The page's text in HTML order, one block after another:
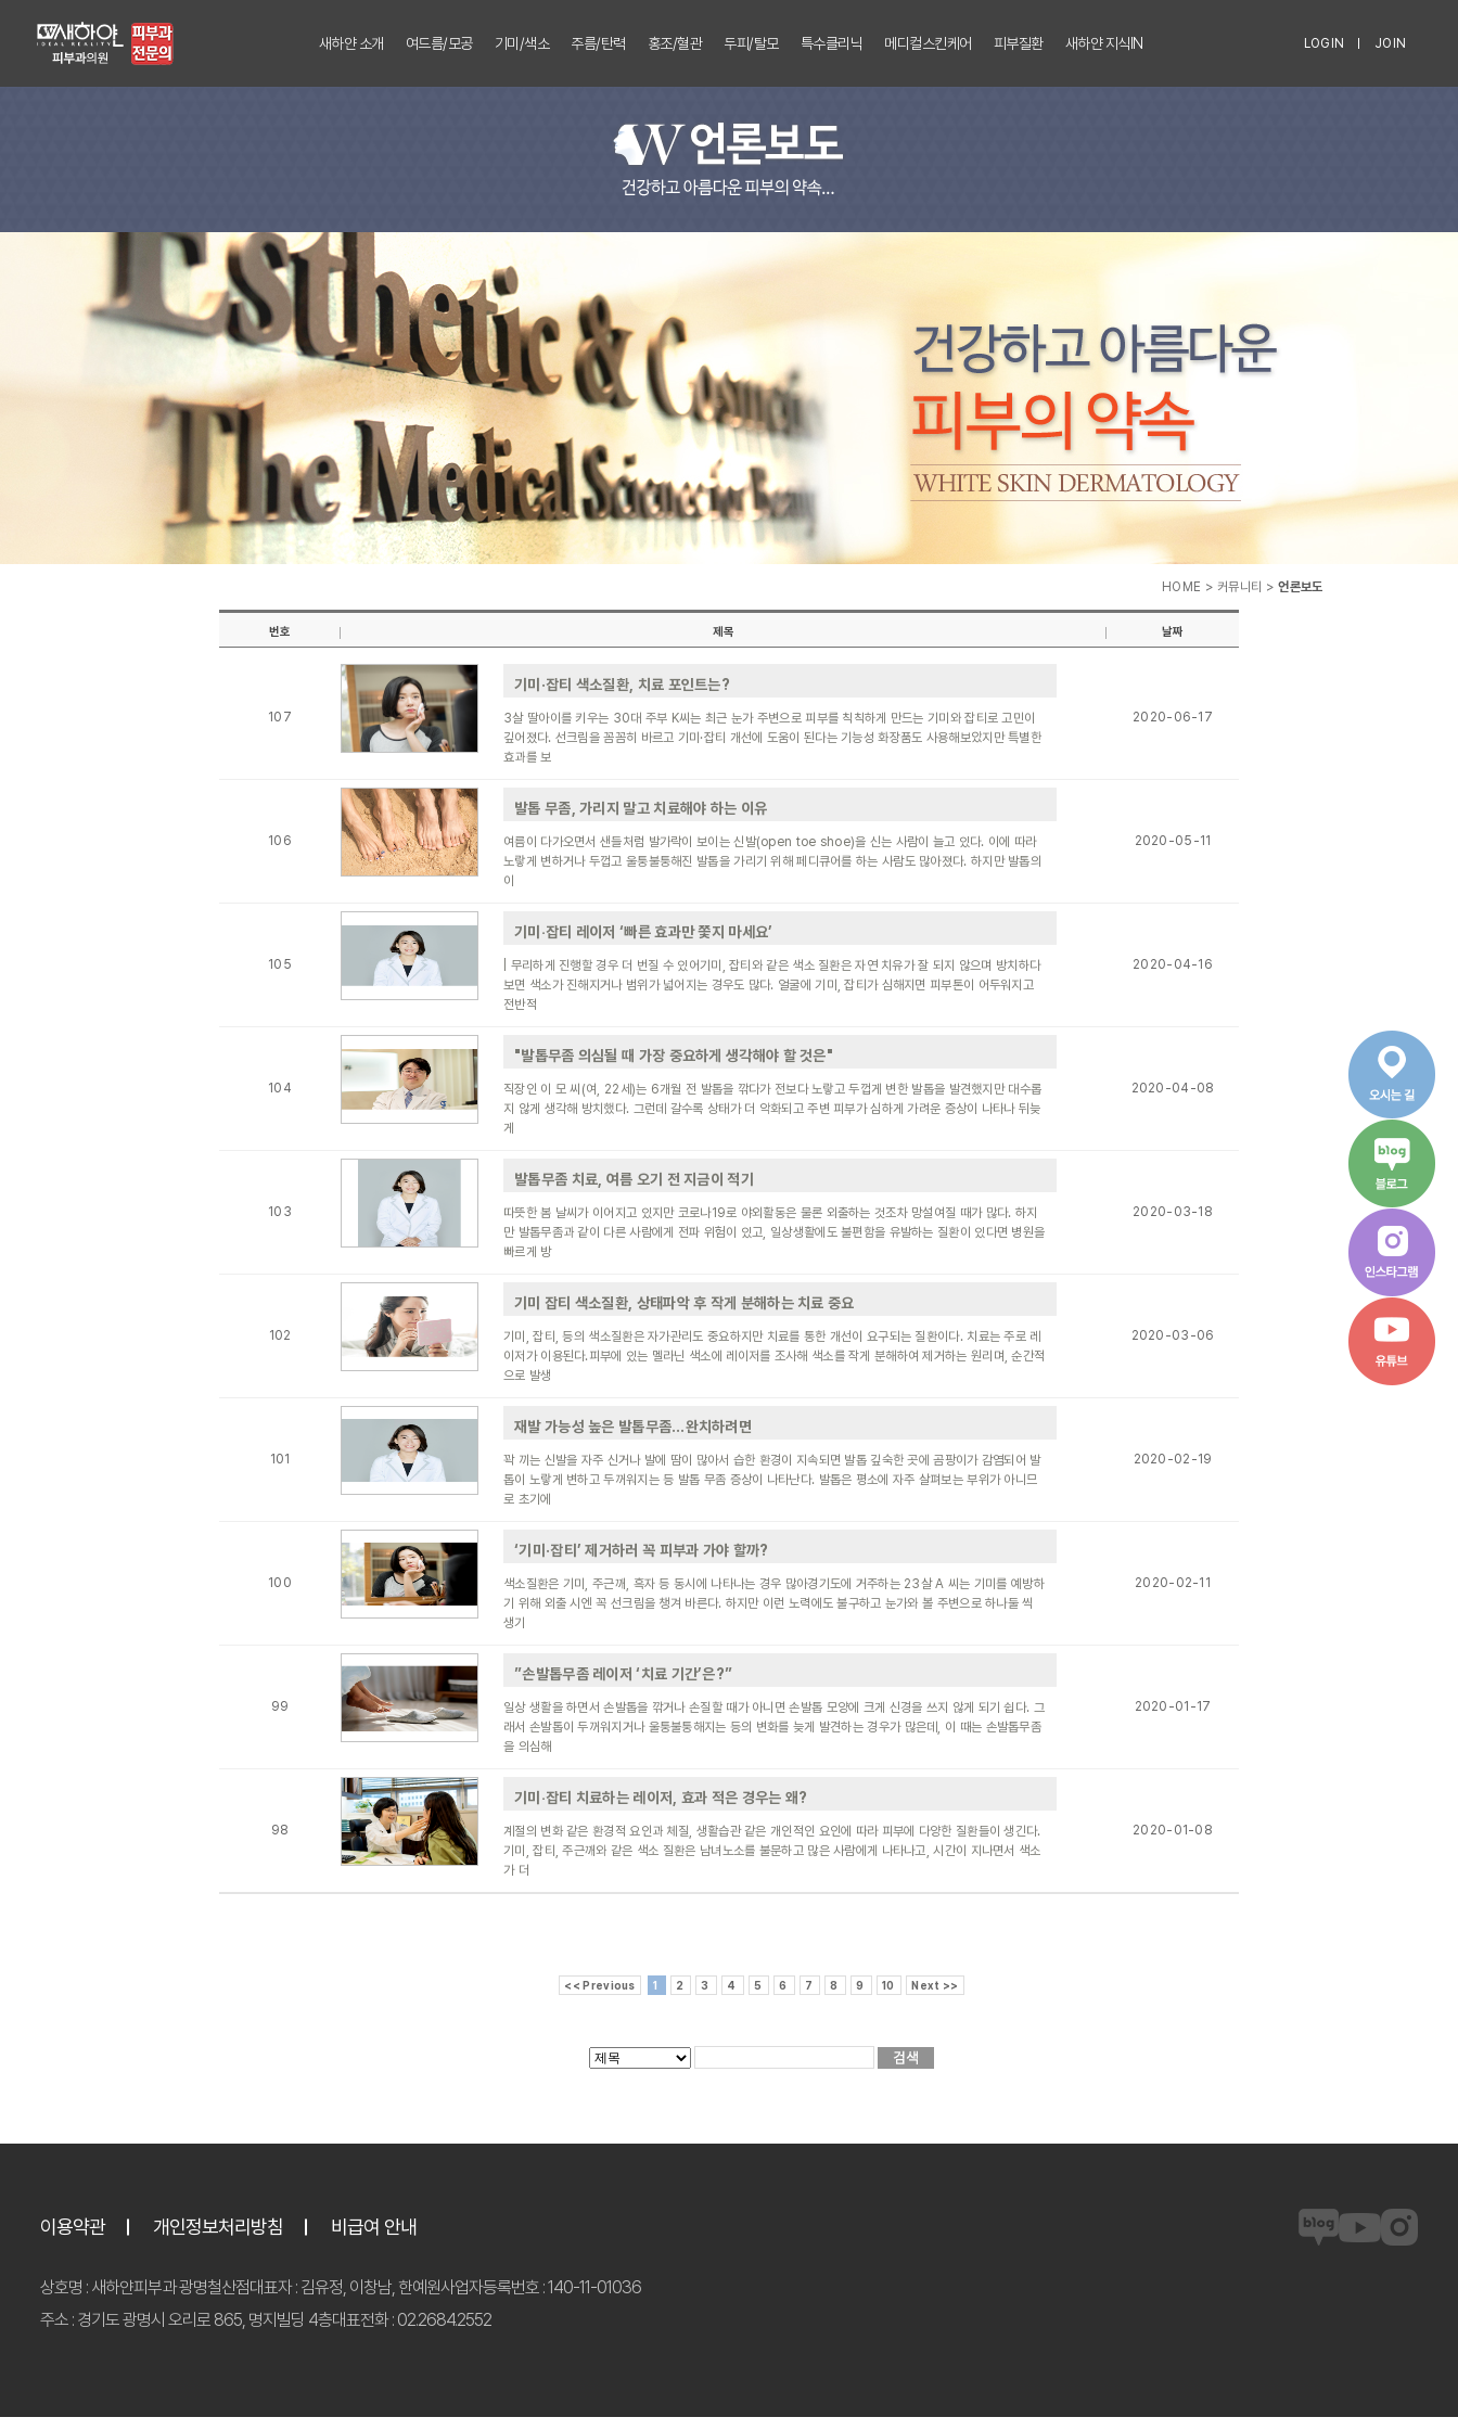
새하얀 소개 여드름/모공 기미/색소 주름/탄력 홍조/혈관 두피/탈모 특수클리닉 메디컬스킨케어 피부질환 새하얀 지식IN LOGIN JOIN
HOME > 커뮤니티 >언론보도
번호 제목 날짜
107
기미·잡티 색소질환, 치료 포인트는?
3살 딸아이를 키우는 30대 주부 K씨는 최근 눈가 주변으로 피부를 칙칙하게 만드는 기미와 잡티로 고민이
깊어졌다. 선크림을 꼼꼼히 바르고 기미·잡티 개선에 도움이 된다는 기능성 화장품도 사용해보았지만 특별한
효과를 보
2020-06-17
106
발톱 무좀, 가리지 말고 치료해야 하는 이유
여름이 다가오면서 샌들처럼 발가락이 보이는 신발(open toe shoe)을 신는 사람이 늘고 있다. 이에 따라
노랗게 변하거나 두껍고 울퉁불퉁해진 발톱을 가리기 위해 페디큐어를 하는 사람도 많아졌다. 하지만 발톱의
이
2020-05-11
105
기미‧잡티 레이저 ‘빠른 효과만 쫓지 마세요’
| 무리하게 진행할 경우 더 번질 수 있어기미, 잡티와 같은 색소 질환은 자연 치유가 잘 되지 않으며 방치하다
보면 색소가 진해지거나 범위가 넓어지는 경우도 많다. 얼굴에 기미, 잡티가 심해지면 피부톤이 어두워지고
전반적
2020-04-16
104
"발톱무좀 의심될 때 가장 중요하게 생각해야 할 것은"
직장인 이 모 씨(여, 22세)는 6개월 전 발톱을 깎다가 전보다 노랗고 두껍게 변한 발톱을 발견했지만 대수롭
지 않게 생각해 방치했다. 그런데 갈수록 상태가 더 악화되고 주변 피부가 심하게 가려운 증상이 나타나 뒤늦
게
2020-04-08
103
발톱무좀 치료, 여름 오기 전 지금이 적기
따뜻한 봄 날씨가 이어지고 있지만 코로나19로 야외활동은 물론 외출하는 것조차 망설여질 때가 많다. 하지
만 발톱무좀과 같이 다른 사람에게 전파 위험이 있고, 일상생활에도 불편함을 유발하는 질환이 있다면 병원을
빠르게 방
2020-03-18
102
기미 잡티 색소질환, 상태파악 후 작게 분해하는 치료 중요
기미, 잡티, 등의 색소질환은 자가관리도 중요하지만 치료를 통한 개선이 요구되는 질환이다. 치료는 주로 레
이저가 이용된다.피부에 있는 멜라닌 색소에 레이저를 조사해 색소를 작게 분해하여 제거하는 원리며, 순간적
으로 발생
2020-03-06
101
재발 가능성 높은 발톱무좀…완치하려면
꽉 끼는 신발을 자주 신거나 발에 땀이 많아서 습한 환경이 지속되면 발톱 깊숙한 곳에 곰팡이가 감염되어 발
톱이 노랗게 변하고 두꺼워지는 등 발톱 무좀 증상이 나타난다. 발톱은 평소에 자주 살펴보는 부위가 아니므
로 초기에
2020-02-19
100
‘기미·잡티’ 제거하러 꼭 피부과 가야 할까?
색소질환은 기미, 주근깨, 흑자 등 동시에 나타나는 경우 많아경기도에 거주하는 23살 A 씨는 기미를 예방하
기 위해 외출 시엔 꼭 선크림을 챙겨 바른다. 하지만 이런 노력에도 불구하고 눈가와 볼 주변으로 하나둘 씩
생기
2020-02-11
99
”손발톱무좀 레이저 ‘치료 기간’은?”
일상 생활을 하면서 손발톱을 깎거나 손질할 때가 아니면 손발톱 모양에 크게 신경을 쓰지 않게 되기 쉽다. 그
래서 손발톱이 두꺼워지거나 울퉁불퉁해지는 등의 변화를 늦게 발견하는 경우가 많은데, 이 때는 손발톱무좀
을 의심해
2020-01-17
98
기미‧잡티 치료하는 레이저, 효과 적은 경우는 왜?
계절의 변화 같은 환경적 요인과 체질, 생활습관 같은 개인적인 요인에 따라 피부에 다양한 질환들이 생긴다.
기미, 잡티, 주근깨와 같은 색소 질환은 남녀노소를 불문하고 많은 사람에게 나타나고, 시간이 지나면서 색소
가 더
2020-01-08
<< Previous 1 2 3 4 5 6 7 8 9 10 Next >>
이용약관 개인정보처리방침 비급여 안내
상호명 : 새하얀피부과 광명철산점대표자 : 김유정, 이창남, 한예원사업자등록번호 : 140-11-01036
주소 : 경기도 광명시 오리로 865, 명지빌딩 4층대표전화 : 02.2684.2552